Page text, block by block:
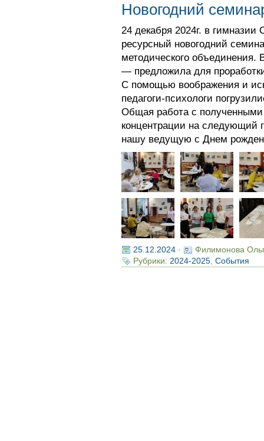
Новогодний
24 декабря 2024г. в
ресурсный новогодний
методического
— предложила для
С помощью воображения и
педагоги-психологи
Общая работа с
концентрации на следующий
нашу ведущую с Днем
25.12.2024·
Филимонова
Рубрики: 2024-2025, События